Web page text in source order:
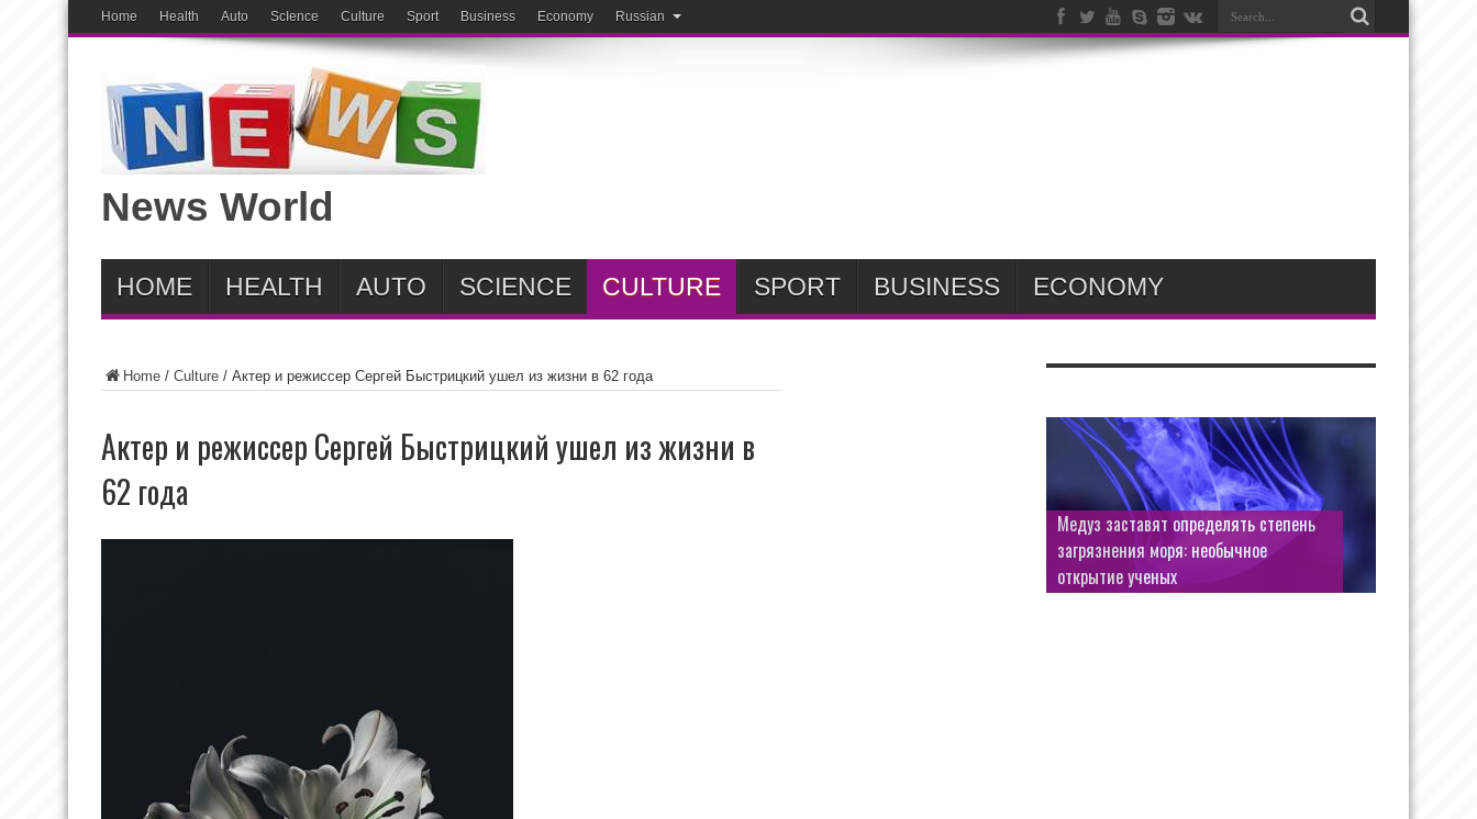
Home Health Auto ScIence Culture Sport Business Economy Russian
News World
HOME HEALTH AUTO SCIENCE CULTURE SPORT BUSINESS ECONOMY
Home / Culture / Актер и режиссер Сергей Быстрицкий ушел из жизни в 62 года
Актер и режиссер Сергей Быстрицкий ушел из жизни в
62 года
Медуз заставят определять степень
загрязнения моря: необычное
открытие ученых